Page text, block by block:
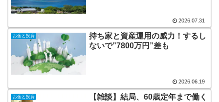
2026.07.31
お金と投資
持ち家と資産運用の威力！するし
ないで”7800万円”差も
2026.06.19
お金と投資
【雑談】結局、60歳定年まで働く